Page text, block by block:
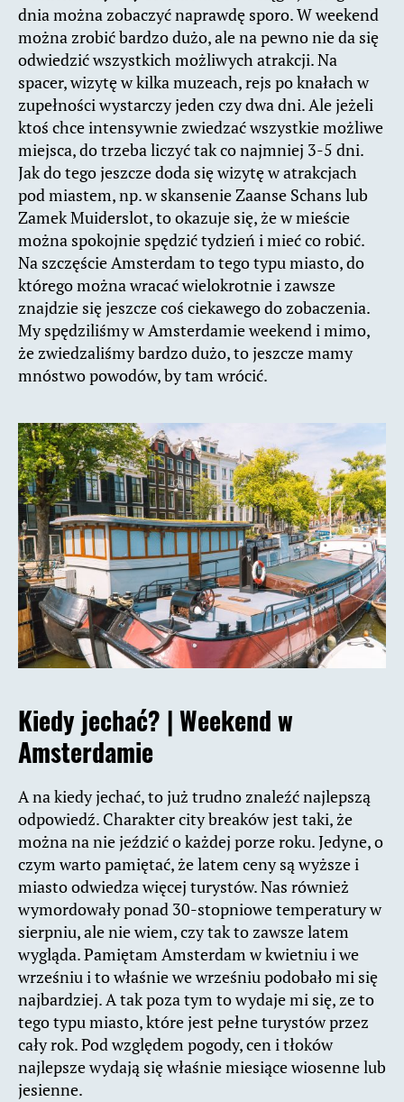
dnia można zobaczyć naprawdę sporo. W weekend
można zrobić bardzo dużo, ale na pewno nie da się
odwiedzić wszystkich możliwych atrakcji. Na
spacer, wizytę w kilka muzeach, rejs po knałach w
zupełności wystarczy jeden czy dwa dni. Ale jeżeli
ktoś chce intensywnie zwiedzać wszystkie możliwe
miejsca, do trzeba liczyć tak co najmniej 3-5 dni.
Jak do tego jeszcze doda się wizytę w atrakcjach
pod miastem, np. w skansenie Zaanse Schans lub
Zamek Muiderslot, to okazuje się, że w mieście
można spokojnie spędzić tydzień i mieć co robić.
Na szczęście Amsterdam to tego typu miasto, do
którego można wracać wielokrotnie i zawsze
znajdzie się jeszcze coś ciekawego do zobaczenia.
My spędziliśmy w Amsterdamie weekend i mimo,
że zwiedzaliśmy bardzo dużo, to jeszcze mamy
mnóstwo powodów, by tam wrócić.
Kiedy jechać? |Weekend w
Amsterdamie
A na kiedy jechać, to już trudno znaleźć najlepszą
odpowiedź. Charakter city breaków jest taki, że
można na nie jeździć o każdej porze roku. Jedyne, o
czym warto pamiętać, że latem ceny są wyższe i
miasto odwiedza więcej turystów. Nas również
wymordowały ponad 30-stopniowe temperatury w
sierpniu, ale nie wiem, czy tak to zawsze latem
wygląda. Pamiętam Amsterdam w kwietniu i we
wrześniu i to właśnie we wrześniu podobało mi się
najbardziej. A tak poza tym to wydaje mi się, ze to
tego typu miasto, które jest pełne turystów przez
cały rok. Pod względem pogody, cen i tłoków
najlepsze wydają się właśnie miesiące wiosenne lub
jesienne.